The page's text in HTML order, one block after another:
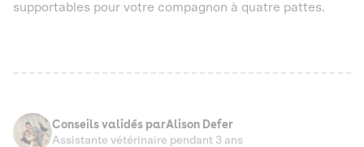
supportables pour votre compagnon à quatre pattes.
Conseils validés parAlison Defer
Assistante vétérinaire pendant 3 ans